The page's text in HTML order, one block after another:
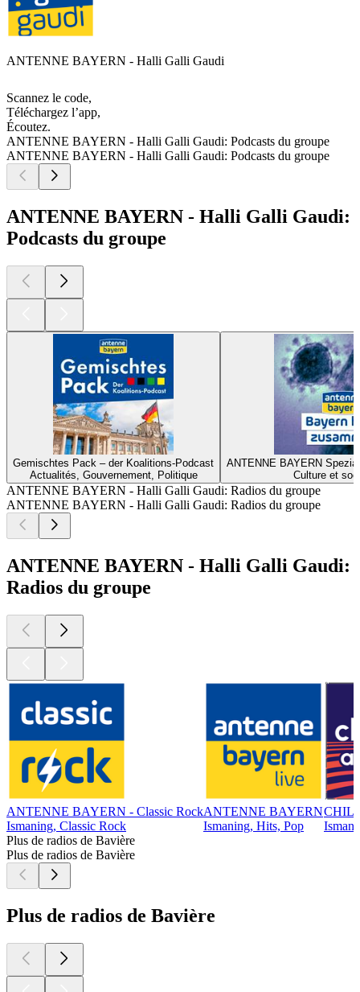
ANTENNE BAYERN - Halli Galli Gaudi
Scannez le code,
Téléchargez l’app,
Écoutez.
ANTENNE BAYERN - Halli Galli Gaudi: Podcasts du groupe
ANTENNE BAYERN - Halli Galli Gaudi: Podcasts du groupe
ANTENNE BAYERN - Halli Galli Gaudi:
Podcasts du groupe
Gemischtes Pack – der Koalitions-Podcast
Actualités, Gouvernement, Politique
ANTENNE BAYERN
Culture et
ANTENNE BAYERN - Halli Galli Gaudi: Radios du groupe
ANTENNE BAYERN - Halli Galli Gaudi: Radios du groupe
ANTENNE BAYERN - Halli Galli Gaudi:
Radios du groupe
ANTENNE BAYERN - Classic Rock
Ismaning, Classic Rock
ANTENNE BAYERN
Ismaning, Hits, Pop
Plus de radios de Bavière
Plus de radios de Bavière
Plus de radios de Bavière